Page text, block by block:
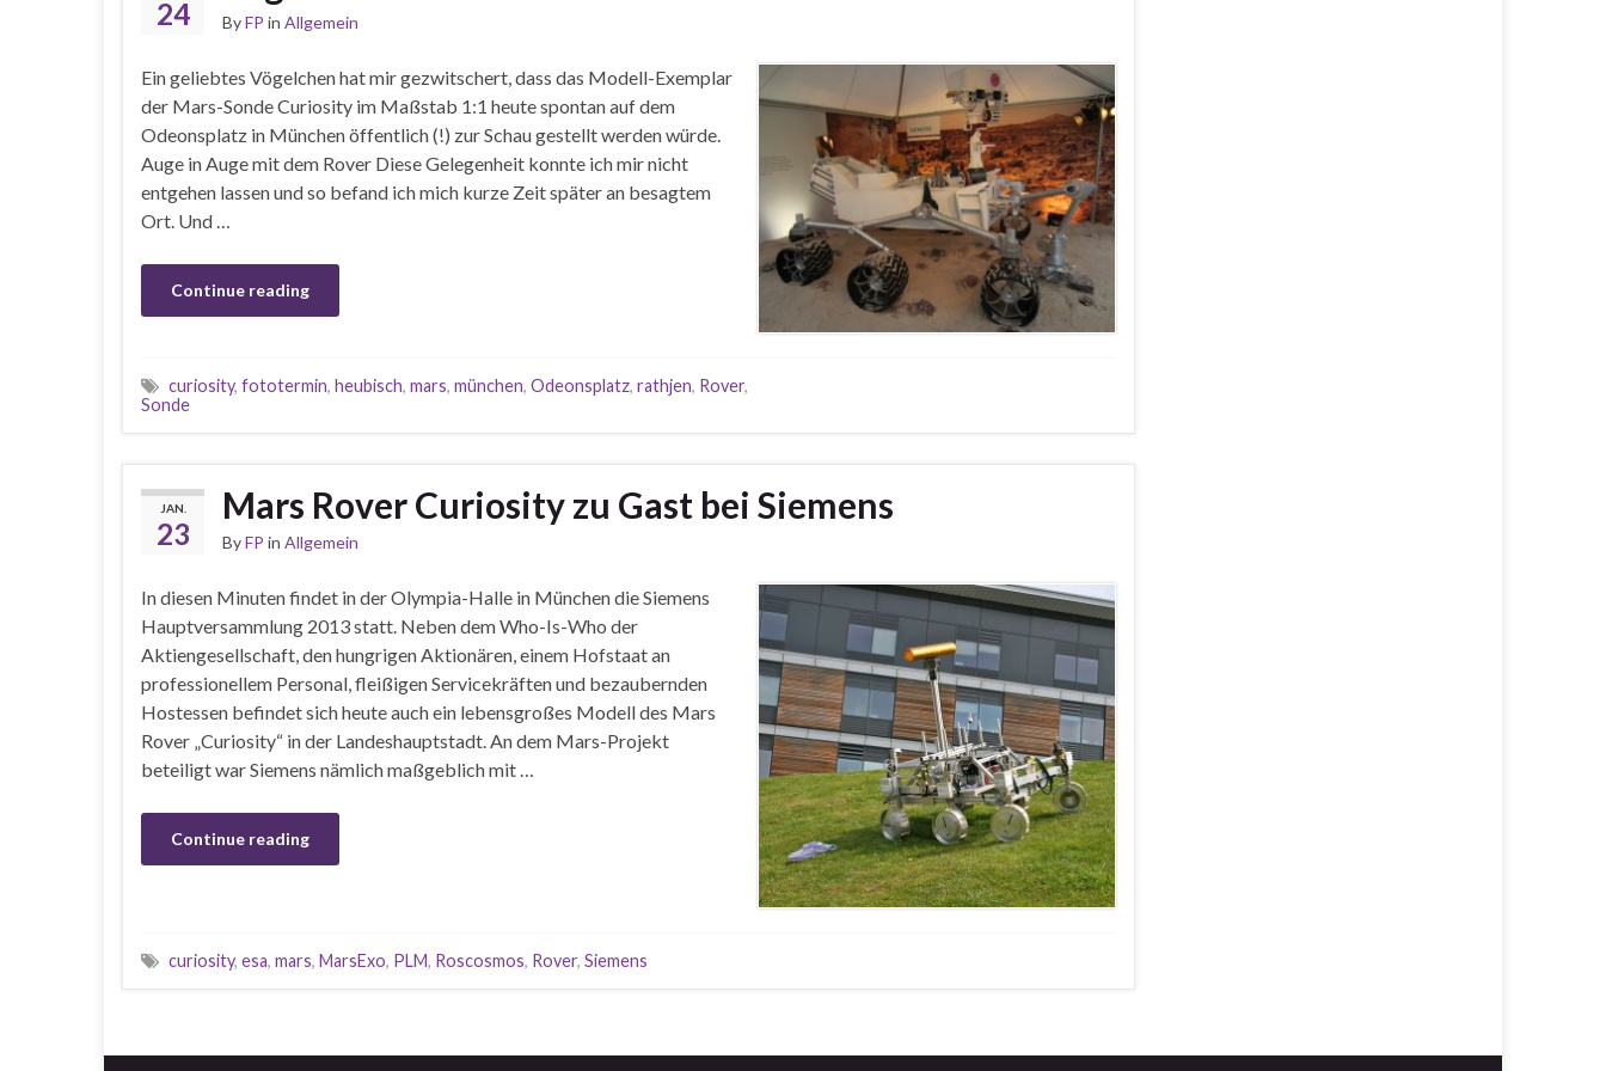
24 ByFP in Allgemein
Ein geliebtes Vögelchen hat mir gezwitschert, dass das Modell-Exemplar
der Mars-Sonde Curiosity im Maßstab 1:1 heute spontan auf dem
Odeonsplatz in München öffentlich (!) zur Schau gestellt werden würde.
Auge in Auge mit dem Rover Diese Gelegenheit konnte ich mir nicht
entgehen lassen und so befand ich mich kurze Zeit später an besagtem
Ort. Und …
Continue reading
curiosity, fototermin, heubisch, mars, münchen, Odeonsplatz, rathjen, Rover,
Sonde
JAN.
23
Mars Rover Curiosity zu Gast bei Siemens
ByFP in Allgemein
In diesen Minuten findet in der Olympia-Halle in München die Siemens
Hauptversammlung 2013 statt. Neben dem Who-Is-Who der
Aktiengesellschaft, den hungrigen Aktionären, einem Hofstaat an
professionellem Personal, fleißigen Servicekräften und bezaubernden
Hostessen befindet sich heute auch ein lebensgroßes Modell des Mars
Rover „Curiosity“ in der Landeshauptstadt. An dem Mars-Projekt
beteiligt war Siemens nämlich maßgeblich mit …
Continue reading
curiosity, esa, mars, MarsExo, PLM, Roscosmos, Rover, Siemens